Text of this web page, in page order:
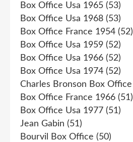
Box Office Usa 1965 (53)
Box Office Usa 1968 (53)
Box Office France 1954 (52)
Box Office Usa 1959 (52)
Box Office Usa 1966 (52)
Box Office Usa 1974 (52)
Charles Bronson Box Office
Box Office France 1966 (51)
Box Office Usa 1977 (51)
Jean Gabin (51)
Bourvil Box Office (50)